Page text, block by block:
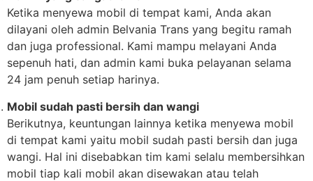
Ketika menyewa mobil di tempat kami, Anda akan
dilayani oleh admin Belvania Trans yang begitu ramah
dan juga professional. Kami mampu melayani Anda
sepenuh hati, dan admin kami buka pelayanan selama
24 jam penuh setiap harinya.
Mobil sudah pasti bersih dan wangi
Berikutnya, keuntungan lainnya ketika menyewa mobil
di tempat kami yaitu mobil sudah pasti bersih dan juga
wangi. Hal ini disebabkan tim kami selalu membersihkan
mobil tiap kali mobil akan disewakan atau telah